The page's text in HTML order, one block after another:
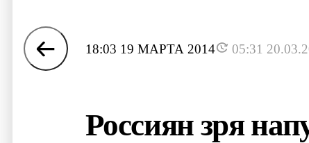
18:03 19 МАРТА 2014 05:31
Россиян зря